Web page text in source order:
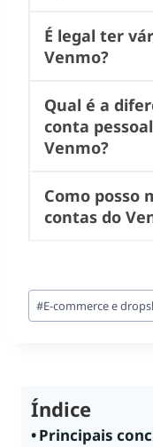
É legal ter
Venmo?
Qual é a
conta
Venmo?
Como posso
contas do
Tags
do
#E-commerce e
Índice
Principais